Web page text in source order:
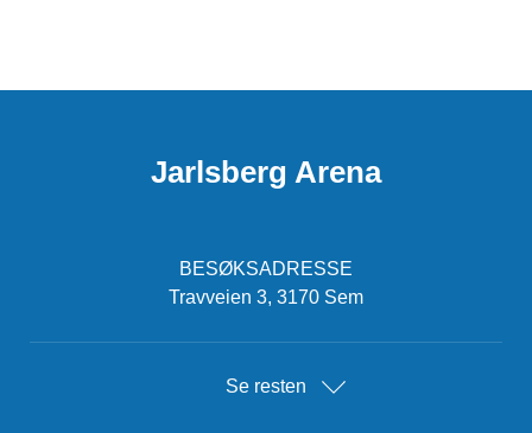
Jarlsberg Arena
BESØKSADRESSE
Travveien 3, 3170 Sem
Se resten